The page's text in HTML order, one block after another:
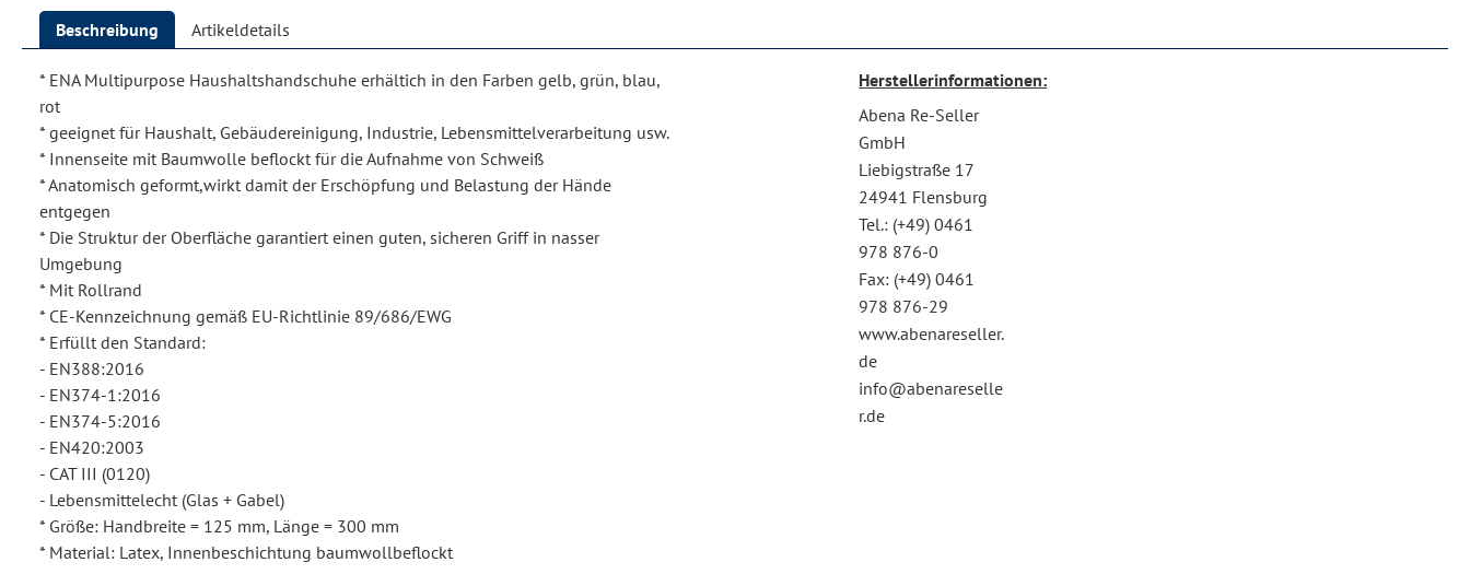
Beschreibung Artikeldetails
* ENA Multipurpose Haushaltshandschuhe erhältich in den Farben gelb, grün, blau,
rot
* geeignet für Haushalt, Gebäudereinigung, Industrie, Lebensmittelverarbeitung usw.
* Innenseite mit Baumwolle beflockt für die Aufnahme von Schweiß
* Anatomisch geformt,wirkt damit der Erschöpfung und Belastung der Hände
entgegen
* Die Struktur der Oberfläche garantiert einen guten, sicheren Griff in nasser
Umgebung
* Mit Rollrand
* CE-Kennzeichnung gemäß EU-Richtlinie 89/686/EWG
* Erfüllt den Standard:
- EN388:2016
- EN374-1:2016
- EN374-5:2016
- EN420:2003
- CAT III (0120)
- Lebensmittelecht (Glas + Gabel)
* Größe: Handbreite = 125 mm, Länge = 300 mm
* Material: Latex, Innenbeschichtung baumwollbeflockt
Herstellerinformationen:
Abena Re-Seller
GmbH
Liebigstraße 17
24941 Flensburg
Tel.: (+49) 0461
978 876-0
Fax: (+49) 0461
978 876-29
www.abenareseller.
de
info@abenareselle
r.de